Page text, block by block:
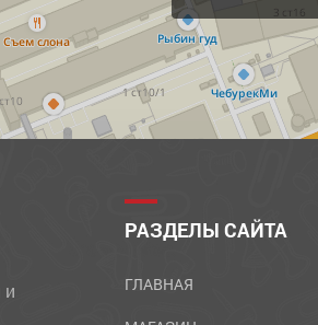
и
РАЗДЕЛЫ САЙТА
ГЛАВНАЯ